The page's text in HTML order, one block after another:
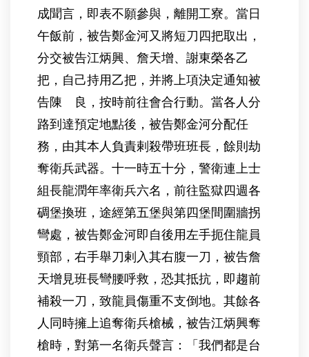
成聞言，即表不願參與，離開工寮。當日
午飯前，被告鄭金河又將短刀四把取出，
分交被告江炳興、詹天增、謝東榮各乙
把，自己持用乙把，并將上項決定通知被
告陳 良，按時前往會合行動。當各人分
路到達預定地點後，被告鄭金河分配任
務，由其本人負責剌殺帶班班長，餘則劫
奪衛兵武器。十一時五十分，警衛連上士
組長龍潤年率衛兵六名，前往監獄四週各
碉堡換班，途經第五堡與第四堡間圍牆拐
彎處，被告鄭金河即自後用左手扼住龍員
頸部，右手舉刀剌入其右腹一刀，被告詹
天增見班長彎腰呼救，恐其抵抗，即趨前
補殺一刀，致龍員傷重不支倒地。其餘各
人同時擁上追奪衛兵槍械，被告江炳興奪
槍時，對第一名衛兵聲言：「我們都是台